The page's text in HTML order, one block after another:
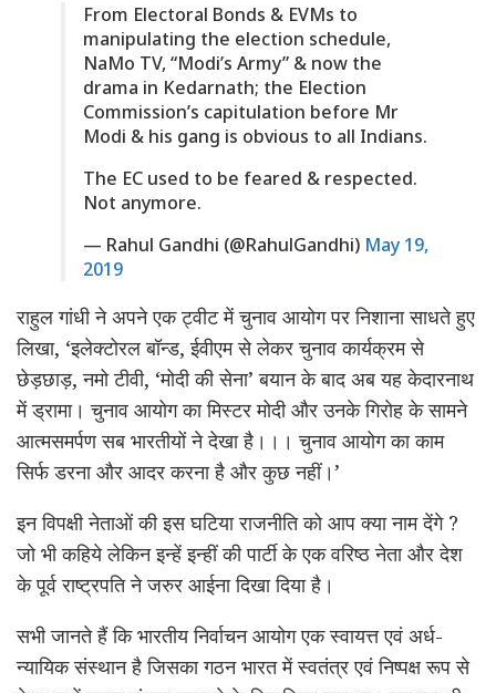
From Electoral Bonds & EVMs to
manipulating the election schedule,
NaMo TV, “Modi’s Army” & now the
drama in Kedarnath; the Election
Commission’s capitulation before Mr
Modi & his gang is obvious to all Indians.
The EC used to be feared & respected.
Not anymore.
— Rahul Gandhi (@RahulGandhi) May 19,
2019
राहुल गांधी ने अपने एक ट्वीट में चुनाव आयोग पर निशाना साधते हुए
लिखा, ‘इलेक्टोरल बॉन्ड, ईवीएम से लेकर चुनाव कार्यक्रम से
छेड़छाड़, नमो टीवी, ‘मोदी की सेना’ बयान के बाद अब यह केदारनाथ
में ड्रामा। चुनाव आयोग का मिस्टर मोदी और उनके गिरोह के सामने
आत्मसमर्पण सब भारतीयों ने देखा है।।। चुनाव आयोग का काम
सिर्फ डरना और आदर करना है और कुछ नहीं।’
इन विपक्षी नेताओं की इस घटिया राजनीति को आप क्या नाम देंगे ?
जो भी कहिये लेकिन इन्हें इन्हीं की पार्टी के एक वरिष्ठ नेता और देश
के पूर्व राष्ट्रपति ने जरुर आईना दिखा दिया है।
सभी जानते हैं कि भारतीय निर्वाचन आयोग एक स्वायत्त एवं अर्ध-
न्यायिक संस्थान है जिसका गठन भारत में स्वतंत्र एवं निष्पक्ष रूप से